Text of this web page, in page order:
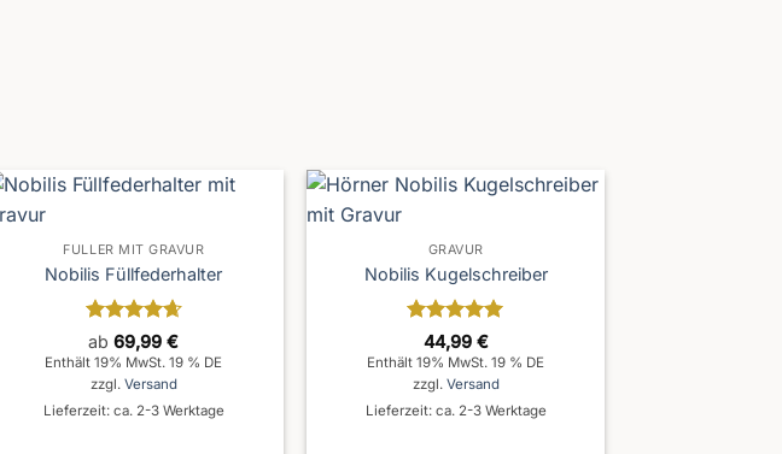
FÜLLER MIT GRAVUR
Nobilis Füllfederhalter
Bewertet
mit4.67
von 5
ab69,99€
Enthält 19% MwSt. 19 % DE
zzgl. Versand
Lieferzeit: ca. 2-3 Werktage
GRAVUR
Nobilis Kugelschreiber
Bewertet
mit5von
5
44,99 €
Enthält 19% MwSt. 19 % DE
zzgl. Versand
Lieferzeit: ca. 2-3 Werktage